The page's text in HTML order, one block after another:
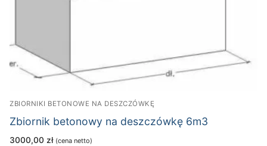
ZBIORNIKI BETONOWE NA DESZCZÓWKĘ
Zbiornik betonowy na deszczówkę 6m3
3000,00 zł (cena netto)